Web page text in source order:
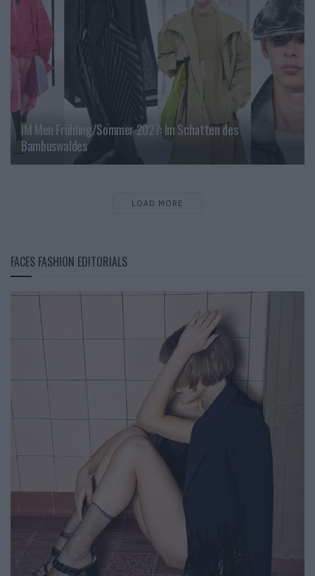
IM Men Frühling/Sommer 2027: Im Schatten des
Bambuswaldes
LOAD MORE
FACES FASHION EDITORIALS